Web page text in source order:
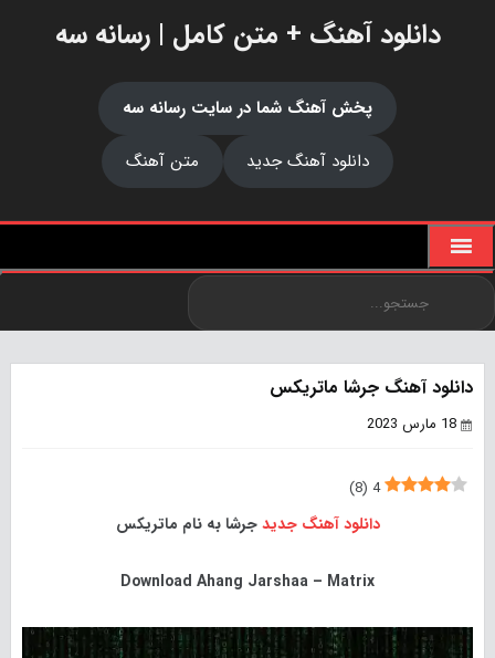
دانلود آهنگ + متن کامل | رسانه سه
پخش آهنگ شما در سایت رسانه سه
دانلود آهنگ جدید
متن آهنگ
دانلود آهنگ جرشا ماتریکس
18 مارس 2023
4
(
8
)
دانلود آهنگ جدیدجرشا به نام ماتریکس
Download Ahang Jarshaa – Matrix